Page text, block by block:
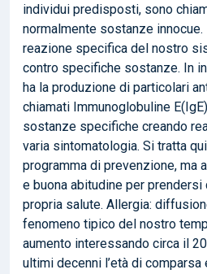
individui predisposti, sono
normalmente sostanze innocue.
reazione specifica del nostro
contro specifiche sostanze. In
ha la produzione di particolari
chiamati Immunoglobuline
sostanze specifiche creando
varia sintomatologia. Si tratta
programma di prevenzione, ma
e buona abitudine per prendersi
propria salute. Allergia:
fenomeno tipico del nostro
aumento interessando circa il
ultimi decenni l’età di